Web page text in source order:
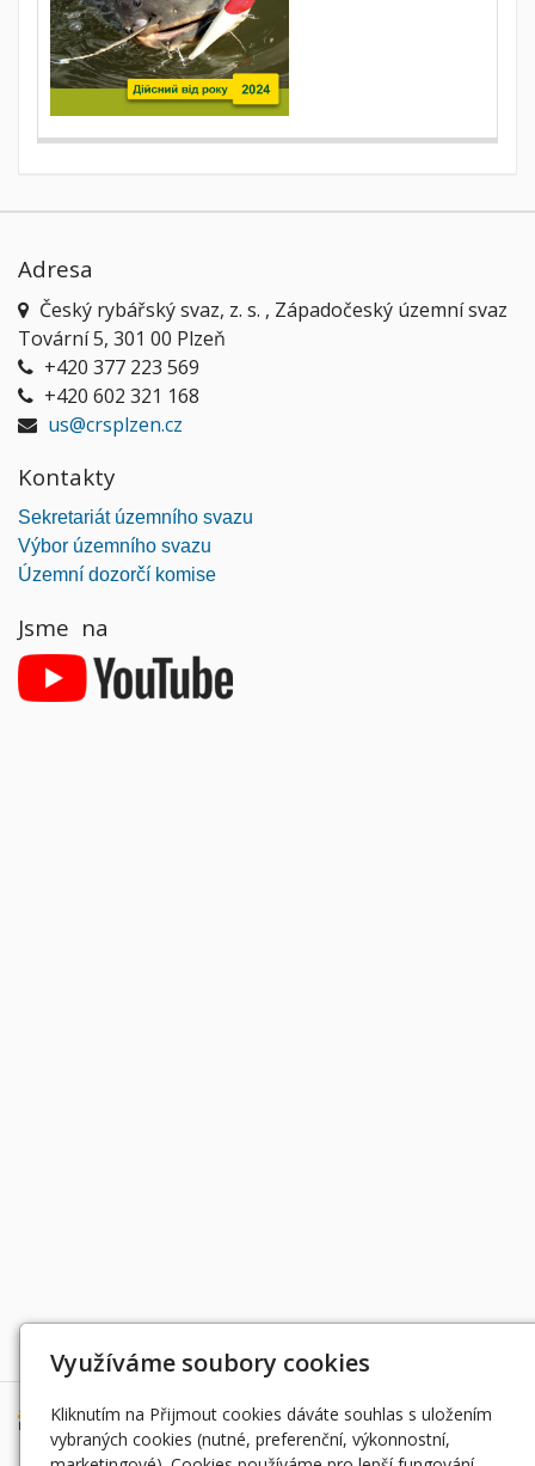
Adresa
Český rybářský svaz, z. s. , Západočeský územní svaz
Tovární 5, 301 00 Plzeň
+420 377 223 569
+420 602 321 168
us@crsplzen.cz
Kontakty
Sekretariát územního svazu
Výbor územního svazu
Územní dozorčí komise
Jsme na
Děkujeme za podporu
Využíváme soubory cookies
Kliknutím na Přijmout cookies dáváte souhlas s uložením
vybraných cookies (nutné, preferenční, výkonnostní,